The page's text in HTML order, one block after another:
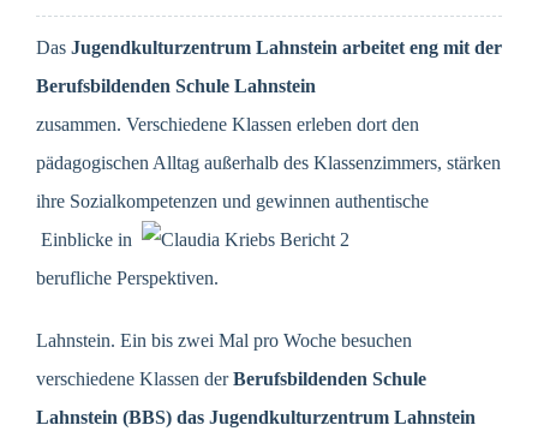
Das Jugendkulturzentrum Lahnstein arbeitet eng mit der
Berufsbildenden Schule Lahnstein
zusammen. Verschiedene Klassen erleben dort den
pädagogischen Alltag außerhalb des Klassenzimmers, stärken
ihre Sozialkompetenzen und gewinnen authentische
Einblicke in
berufliche Perspektiven.
Lahnstein. Ein bis zwei Mal pro Woche besuchen
verschiedene Klassen derBerufsbildenden Schule
Lahnstein (BBS) das Jugendkulturzentrum Lahnstein